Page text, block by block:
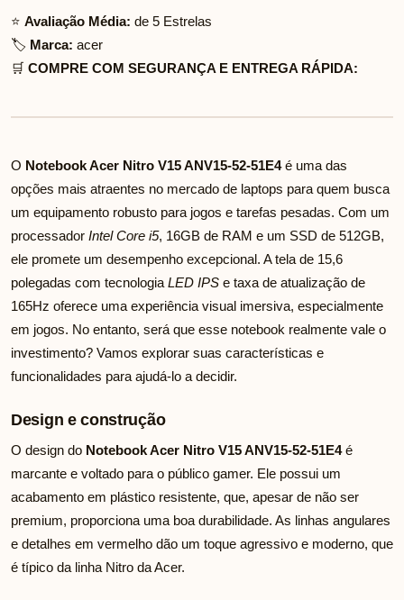
⭐ Avaliação Média: de 5 Estrelas
🏷️ Marca: acer
🛒 COMPRE COM SEGURANÇA E ENTREGA RÁPIDA:
O Notebook Acer Nitro V15 ANV15-52-51E4é uma das
opções mais atraentes no mercado de laptops para quem busca
um equipamento robusto para jogos e tarefas pesadas. Com um
processador Intel Core i5, 16GB de RAM e um SSD de 512GB,
ele promete um desempenho excepcional. A tela de 15,6
polegadas com tecnologia LED IPS e taxa de atualização de
165Hz oferece uma experiência visual imersiva, especialmente
em jogos. No entanto, será que esse notebook realmente vale o
investimento? Vamos explorar suas características e
funcionalidades para ajudá-lo a decidir.
Design e construção
O design do Notebook Acer Nitro V15 ANV15-52-51E4é
marcante e voltado para o público gamer. Ele possui um
acabamento em plástico resistente, que, apesar de não ser
premium, proporciona uma boa durabilidade. As linhas angulares
e detalhes em vermelho dão um toque agressivo e moderno, que
é típico da linha Nitro da Acer.